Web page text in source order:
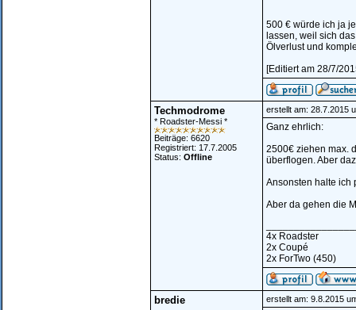
500 € würde ich ja
lassen, weil sich
Ölverlust und
[Editiert am 28/7/
Techmodrome
* Roadster-Messi *
Beiträge: 6620
Registriert: 17.7.2005
Status: Offline
erstellt am: 28.7.2015
Ganz ehrlich:
2500€ ziehen max.
überflogen. Aber
Ansonsten halte ich
Aber da gehen die
4x Roadster
2x Coupé
2x ForTwo (450)
bredie erstellt am: 9.8.2015